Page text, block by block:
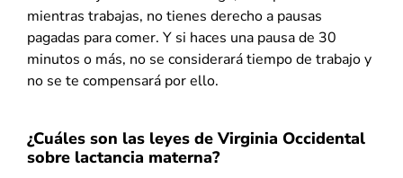
mientras trabajas, no tienes derecho a pausas
pagadas para comer. Y si haces una pausa de 30
minutos o más, no se considerará tiempo de trabajo y
no se te compensará por ello.
¿Cuáles son las leyes de Virginia Occidental
sobre lactancia materna?